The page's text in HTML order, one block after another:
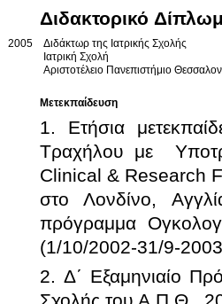
Διδακτορικό
2005
Διδάκτωρ της Ιατρικής Σχολής
Ιατρική Σχολή
Αριστοτέλειο Πανεπιστήμιο
Μετεκπαίδευση
1. Ετήσια
Τραχήλου με
Clinical & Research
στο Λονδίνο,
πρόγραμμα
2. Δ΄ Eξαμηνιαίο